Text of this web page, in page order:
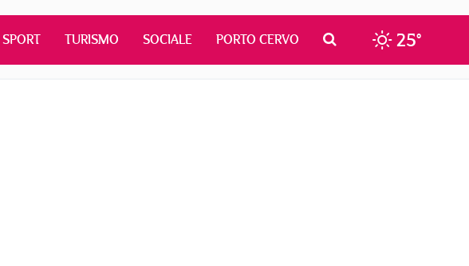
SPORT TURISMO SOCIALE PORTO CERVO 25°